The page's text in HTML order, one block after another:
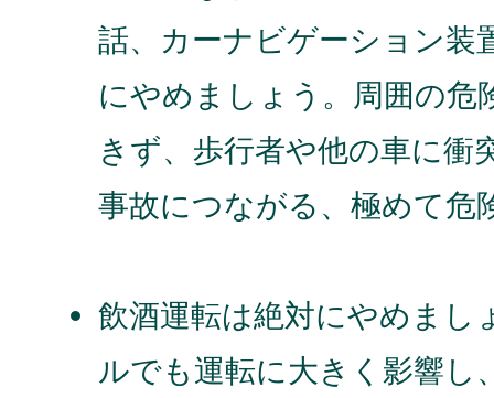
話、カーナビゲーション装
にやめましょう。周囲の危
きず、歩行者や他の車に衝
事故につながる、極めて危
飲酒運転は絶対にやめまし
ルでも運転に大きく影響し